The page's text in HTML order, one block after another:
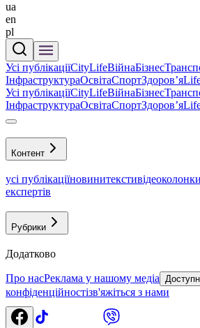
ua
en
pl
Усі публікаціїCityLifeВійнаБізнес
ІнфраструктураОсвітаСпортЗдоровʼя
Усі публікаціїCityLifeВійнаБізнес
ІнфраструктураОсвітаСпортЗдоровʼя
Контент
усі публікаціїновинитекстивідеоколонки
експертів
Рубрики
Додатково
Про насРеклама у нашому медіа
конфіденційностізв'яжіться з нами